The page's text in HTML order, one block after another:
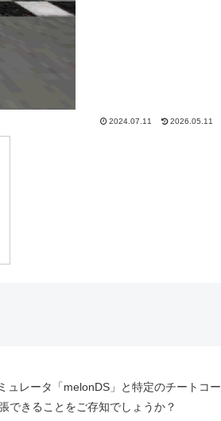
2024.07.11 2026.05.11
ュレータ「melonDS」と特定のチートコー
できることをご存知でしょうか？